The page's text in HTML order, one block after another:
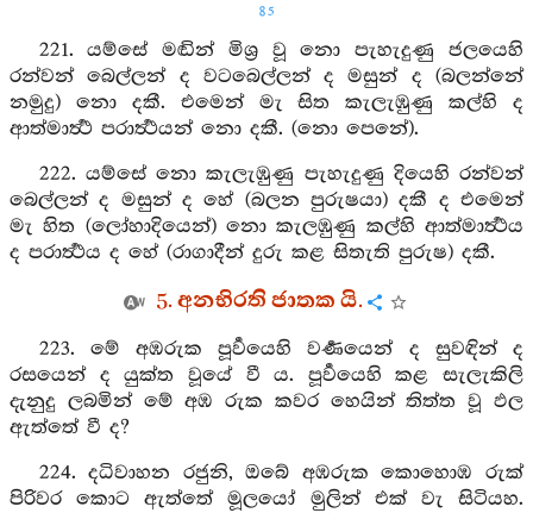
85
221. යම්සේ මඬින් මිශ්‍ර වූ නො පැහැදුණු ජලයෙහි
රන්වන් බෙල්ලන් ද වටබෙල්ලන් ද මසුන් ද (බලන්නේ
නමුදු) නො දකී. එමෙන් මැ සිත කැලැඹුණු කල්හි ද
ආත්මාර්‍ත්‍ථ පරාර්‍ත්‍ථයන් නො දකී. (නො පෙනේ).
222. යම්සේ නො කැලැඹුණු පැහැදුණු දියෙහි රන්වන්
බෙල්ලන් ද මසුන් ද හේ (බලන පුරුෂයා) දකී ද එමෙන්
මැ හිත (ලෝහාදියෙන්) නො කැලඹුණු කල්හි ආත්මාර්‍ත්‍ථය
ද පරාර්‍ත්‍ථය ද හේ (රාගාදීන් දුරු කළ සිතැති පුරුෂ) දකී.
5. අනභිරති ජාතක යි.
223. මේ අඹරුක පූර්‍වයෙහි වර්‍ණයෙන් ද සුවඳින් ද
රසයෙන් ද යුක්ත වූයේ වී ය. පූර්‍වයෙහි කළ සැලැකිලි
දැනුදු ලබමින් මේ අඹ රුක කවර හෙයින් තිත්ත වූ ඵල
ඇත්තේ වී ද?
224. දධිවාහන රජුනි, ඔබේ අඹරුක කොහොඹ රුක්
පිරිවර කොට ඇත්තේ මූලයෝ මුලින් එක් වැ සිටියහ.